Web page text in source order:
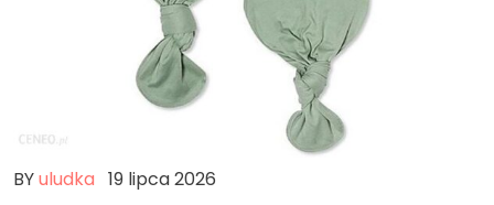
BYuludka 19 lipca 2026